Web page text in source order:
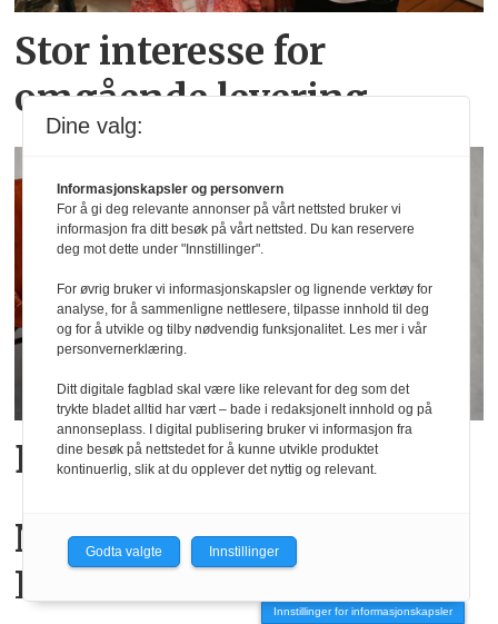
Stor interesse for
omgående levering
ByTiMo i Oslo Runway
Ny kåpelinje fra
L`evolution
Innstillinger for informasjonskapsler
Dine valg:
Informasjonskapsler og personvern
For å gi deg relevante annonser på vårt nettsted bruker vi
informasjon fra ditt besøk på vårt nettsted. Du kan reservere
deg mot dette under "Innstillinger".
For øvrig bruker vi informasjonskapsler og lignende verktøy for
analyse, for å sammenligne nettlesere, tilpasse innhold til deg
og for å utvikle og tilby nødvendig funksjonalitet. Les mer i vår
personvernerklæring.
Ditt digitale fagblad skal være like relevant for deg som det
trykte bladet alltid har vært – bade i redaksjonelt innhold og på
annonseplass. I digital publisering bruker vi informasjon fra
dine besøk på nettstedet for å kunne utvikle produktet
kontinuerlig, slik at du opplever det nyttig og relevant.
Godta valgte Innstillinger